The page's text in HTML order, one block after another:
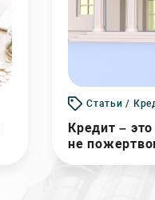
Статьи /
Кредит –
не